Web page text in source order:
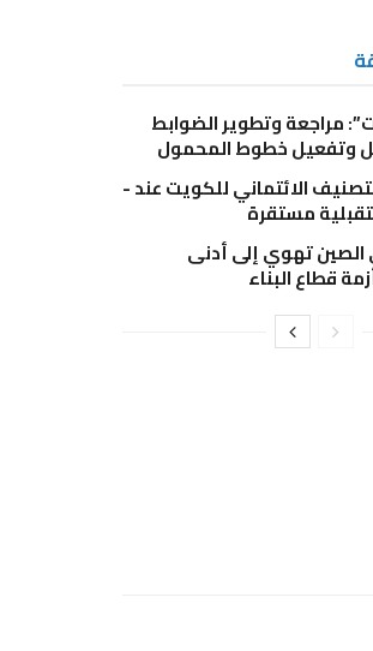
مراجعة وتطوير الضوابط
وتفعيل خطوط المحمول
الائتماني للكويت عند -
الصين تهوي إلى أدنى
قطاع البناء